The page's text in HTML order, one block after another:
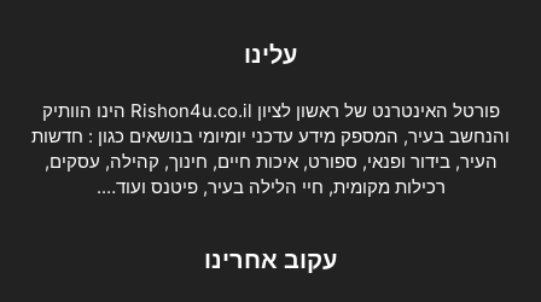
עלינו
פורטל האינטרנט של ראשון לציון Rishon4u.co.il הינו הוותיק
והנחשב בעיר, המספק מידע עדכני יומיומי בנושאים כגון : חדשות
העיר, בידור ופנאי, ספורט, איכות חיים, חינוך, קהילה, עסקים,
רכילות מקומית, חיי הלילה בעיר, פיטנס ועוד….
עקוב אחרינו